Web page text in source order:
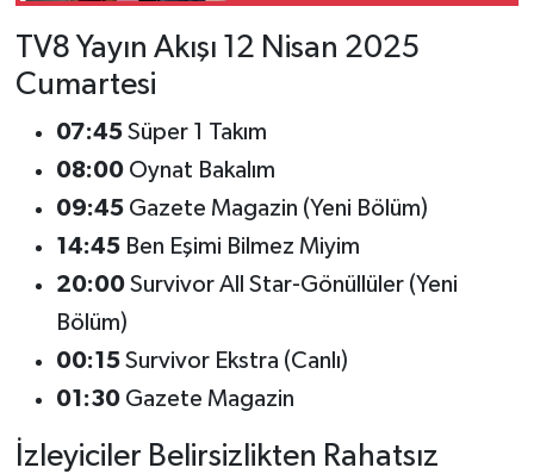
Oldu
TV8 Yayın Akışı 12 Nisan 2025
Cumartesi
07:45Süper 1 Takım
08:00Oynat Bakalım
09:45Gazete Magazin (Yeni Bölüm)
14:45Ben Eşimi Bilmez Miyim
20:00Survivor All Star-Gönüllüler (Yeni
Bölüm)
00:15Survivor Ekstra (Canlı)
01:30Gazete Magazin
İzleyiciler Belirsizlikten Rahatsız